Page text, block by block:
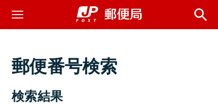
郵便番号検索
検索結果